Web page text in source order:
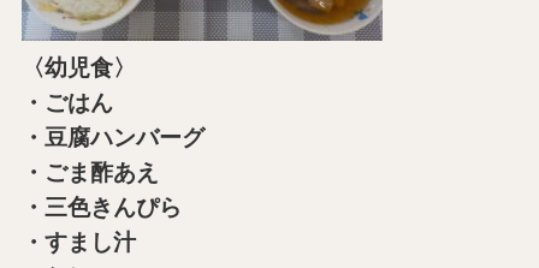
〈幼児食〉
・ごはん
・豆腐ハンバーグ
・ごま酢あえ
・三色きんぴら
・すまし汁